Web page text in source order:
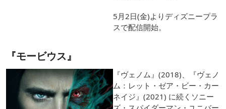
5月2日(金)よりディズニープラ
スで配信開始。
『モービウス』
『ヴェノム』(2018)、『ヴェノ
ム：レット・ゼア・ビー・カー
ネイジ』(2021) に続くソニー